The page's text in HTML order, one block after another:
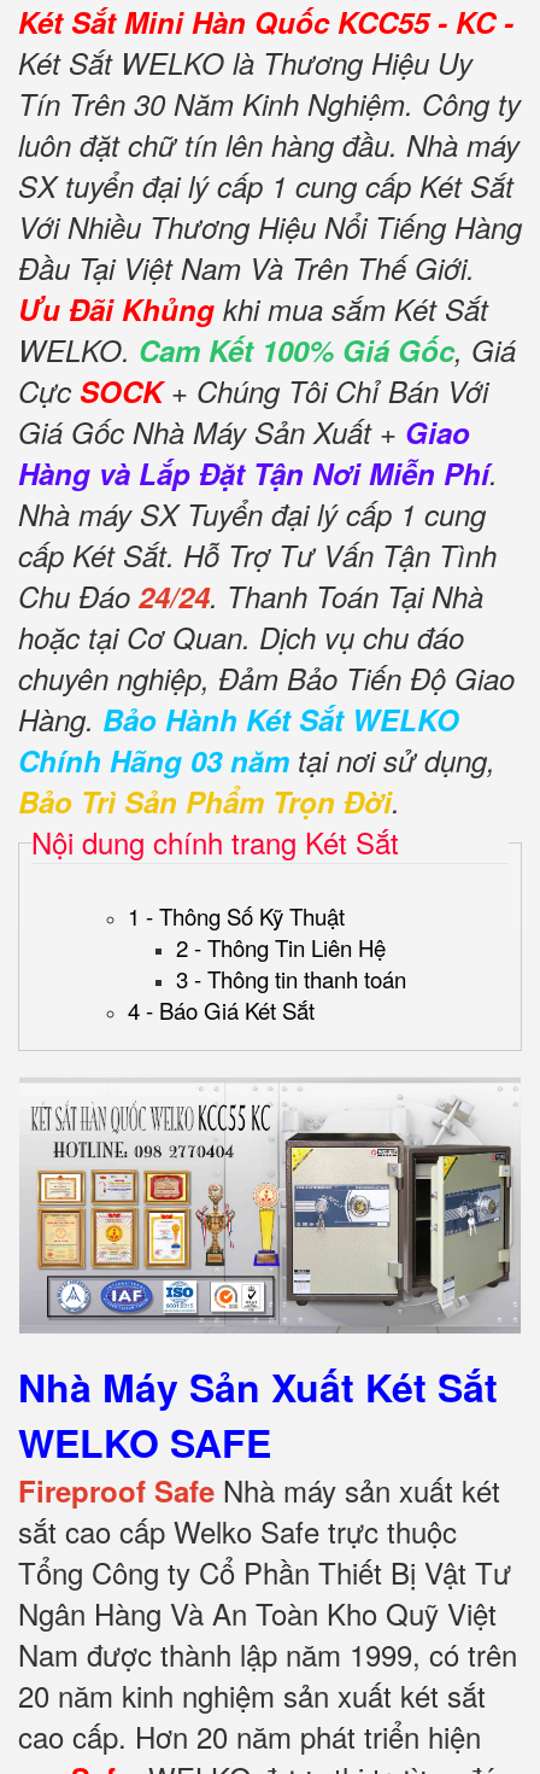
Két Sắt Mini Hàn Quốc KCC55 - KC -
Két Sắt WELKO là Thương Hiệu Uy
Tín Trên 30 Năm Kinh Nghiệm. Công ty
luôn đặt chữ tín lên hàng đầu. Nhà máy
SX tuyển đại lý cấp 1 cung cấp Két Sắt
Với Nhiều Thương Hiệu Nổi Tiếng Hàng
Đầu Tại Việt Nam Và Trên Thế Giới.
Ưu Đãi Khủng khi mua sắm Két Sắt
WELKO. Cam Kết 100% Giá Gốc, Giá
Cực SOCK+ Chúng Tôi Chỉ Bán Với
Giá Gốc Nhà Máy Sản Xuất + Giao
Hàng và Lắp Đặt Tận Nơi Miễn Phí.
Nhà máy SX Tuyển đại lý cấp 1 cung
cấp Két Sắt. Hỗ Trợ Tư Vấn Tận Tình
Chu Đáo 24/24. Thanh Toán Tại Nhà
hoặc tại Cơ Quan. Dịch vụ chu đáo
chuyên nghiệp, Đảm Bảo Tiến Độ Giao
Hàng. Bảo Hành Két Sắt WELKO
Chính Hãng 03 năm tại nơi sử dụng,
Bảo Trì Sản Phẩm Trọn Đời.
Nội dung chính trang Két Sắt
1 - Thông Số Kỹ Thuật
2 - Thông Tin Liên Hệ
3 - Thông tin thanh toán
4 - Báo Giá Két Sắt
Nhà Máy Sản Xuất Két Sắt
WELKO SAFE
Fireproof Safe Nhà máy sản xuất két
sắt cao cấp Welko Safe trực thuộc
Tổng Công ty Cổ Phần Thiết Bị Vật Tư
Ngân Hàng Và An Toàn Kho Quỹ Việt
Nam được thành lập năm 1999, có trên
20 năm kinh nghiệm sản xuất két sắt
cao cấp. Hơn 20 năm phát triển hiện